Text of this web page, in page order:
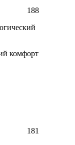
188
комфорт
181